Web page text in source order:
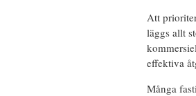
Att
läggs allt
effektiva
Många